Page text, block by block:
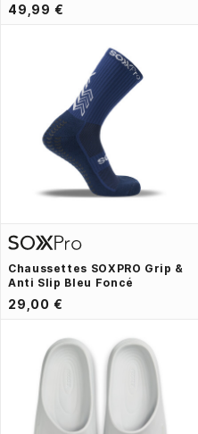
49,99 €
Chaussettes SOXPRO Grip &
Anti Slip Bleu Foncé
29,00 €